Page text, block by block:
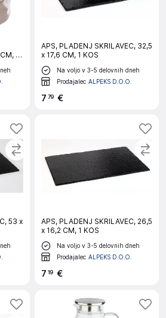
1
APS, PLADENJ SKRILAVEC, 32,5
x 17,6 CM, 1 KOS
Na voljo v 3-5 delovnih dneh
Prodajalec ALPEKS D.O.O.
7 79 €
53 x
APS, PLADENJ SKRILAVEC, 26,5
x 16,2 CM, 1 KOS
Na voljo v 3-5 delovnih dneh
Prodajalec ALPEKS D.O.O.
7 19 €